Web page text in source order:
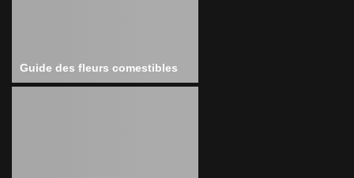
Guide des fleurs comestibles